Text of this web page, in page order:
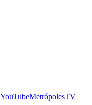
YouTubeMetrópolesTV